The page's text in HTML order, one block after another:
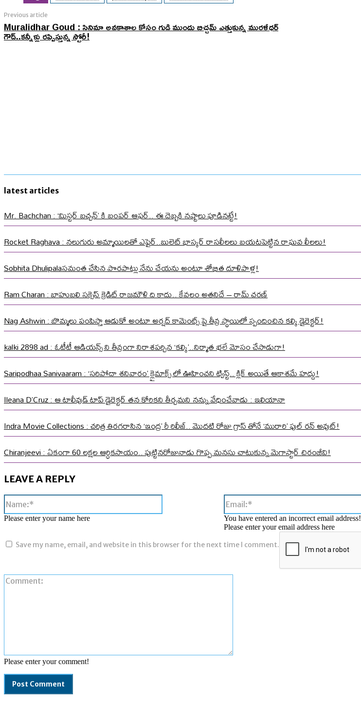
Previous article
Muralidhar Goud : సినిమా అవకాశాల కోసం గుడి ముందు బిచ్చమ్ ఎత్తుకున్న మురళీధర్
గౌడ్..కన్నీళ్లు రప్పిస్తున్న స్టోరీ!
latest articles
Mr. Bachchan : ‘మిస్టర్ బచ్చన్’ కి బంపర్ ఆఫర్.. ఈ దెబ్బకి నష్టాలు పూడినట్టే!
Rocket Raghava : నలుగురు అమ్మాయిలతో ఎఫైర్..బులెట్ భాస్కర్ రాసలీలలు బయటపెట్టిన రాఘవ లీలలు!
Sobhita Dhulipalaసమంత చేసిన పొరపాట్లు నేను చేయను అంటూ శోభిత దూళిపాళ్ల!
Ram Charan : బాహుబలి సక్సెస్ క్రెడిట్ రాజమౌళి ది కాదు.. కేవలం అతనిదే – రామ్ చరణ్
Nag Ashwin : బొమ్మలు పంపిస్తా ఆడుకో అంటూ అర్షద్ కామెంట్స్ పై తీవ్ర స్థాయిలో స్పందించిన కల్కి డైరెక్టర్!
kalki 2898 ad : ఓటీటీ ఆడియన్స్ ని తీవ్రంగా నిరాశపర్చిన ‘కల్కి’..నిర్మాత భలే మోసం చేసాడుగా!
Saripodhaa Sanivaaram : ‘సరిపోదా శనివారం’ క్లైమాక్స్ లో ఊహించని ట్విస్ట్.. క్లిక్ అయితే ఆకాశమే హద్దు!
Ileana D’Cruz : ఆ టాలీవుడ్ టాప్ డైరెక్టర్ తన కోరికని తీర్చమని నన్ను వేధించేవాడు : ఇలియానా
Indra Movie Collections : చరిత్ర తిరగరాసిన ‘ఇంద్ర’ రీ రిలీజ్.. మొదటి రోజు గ్రాస్ తోనే ‘మురారి’ ఫుల్ రన్ అవుట్!
Chiranjeevi : ఏకంగా 60 లక్షల ఆర్ధికసాయం.. పుట్టినరోజునాడు గొప్ప మనసు చాటుకున్న మెగాస్టార్ చిరంజీవి!
LEAVE A REPLY
Please enter your comment!
Please enter your name here
You have entered an incorrect email address!
Please enter your email address here
Save my name, email, and website in this browser for the next time I comment.